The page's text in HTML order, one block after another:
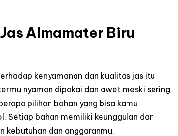
Almamater Biru
kenyamanan dan kualitas jas itu
nyaman dipakai dan awet meski sering
pilihan bahan yang bisa kamu
Setiap bahan memiliki keunggulan dan
kebutuhan dan anggaranmu.